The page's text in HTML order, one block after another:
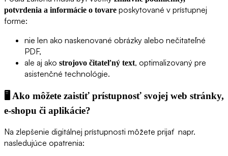
potvrdenia a informácie o tovare poskytované v prístupnej
forme:
nie len ako naskenované obrázky alebo nečitateľné
PDF,
ale aj ako strojovo čitateľný text, optimalizovaný pre
asistenčné technológie.
🖥️ Ako môžete zaistiť prístupnosť svojej web stránky,
e-shopu či aplikácie?
Na zlepšenie digitálnej prístupnosti môžete prijať napr.
nasledujúce opatrenia: